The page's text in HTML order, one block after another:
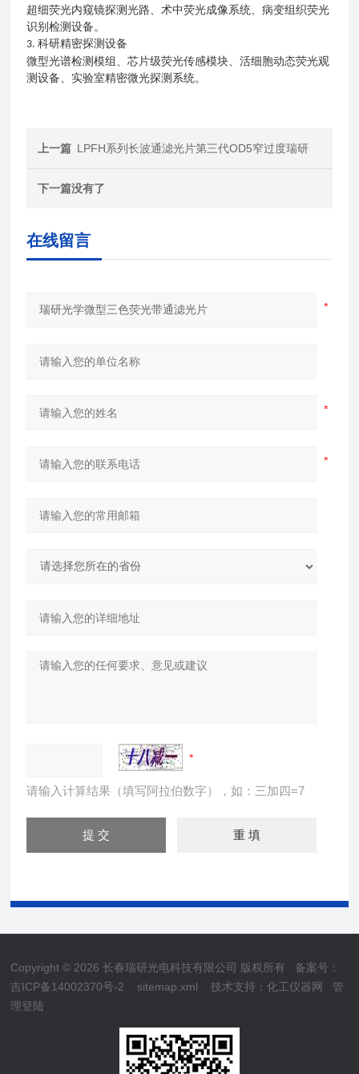
超细荧光内窥镜探测光路、术中荧光成像系统、病变组织荧光
识别检测设备。
3.科研精密探测设备
微型光谱检测模组、芯片级荧光传感模块、活细胞动态荧光观
测设备、实验室精密微光探测系统。
上一篇 LPFH系列长波通滤光片第三代OD5窄过度瑞研
下一篇没有了
在线留言
请输入计算结果（填写阿拉伯数字），如：三加四=7
Copyright © 2026 长春瑞研光电科技有限公司 版权所有 备案号：
吉ICP备14002370号-2
sitemap.xml 技术支持：化工仪器网
管
理登陆